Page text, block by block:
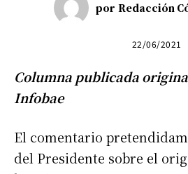
por Redacción
22/06/2021
Columna publicada
Infobae
El comentario
del Presidente sobre el